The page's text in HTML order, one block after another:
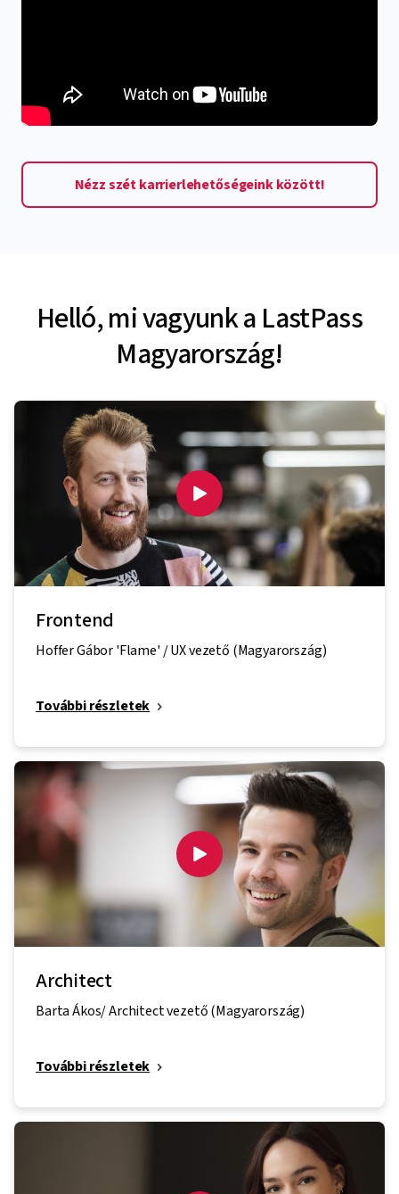
Nézz szét karrierlehetőségeink között!
Helló, mi vagyunk a LastPass
Magyarország!
Frontend
Hoffer Gábor 'Flame' / UX vezető (Magyarország)
További részletek
Architect
Barta Ákos/ Architect vezető (Magyarország)
További részletek